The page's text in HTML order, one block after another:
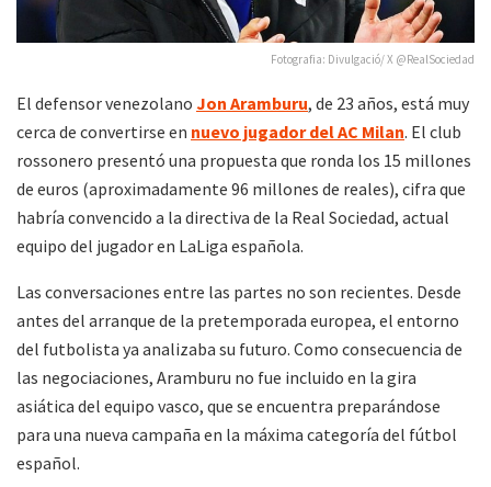
Fotografia: Divulgació/ X @RealSociedad
El defensor venezolano Jon Aramburu, de 23 años, está muy
cerca de convertirse en nuevo jugador del AC Milan. El club
rossonero presentó una propuesta que ronda los 15 millones
de euros (aproximadamente 96 millones de reales), cifra que
habría convencido a la directiva de la Real Sociedad, actual
equipo del jugador en LaLiga española.
Las conversaciones entre las partes no son recientes. Desde
antes del arranque de la pretemporada europea, el entorno
del futbolista ya analizaba su futuro. Como consecuencia de
las negociaciones, Aramburu no fue incluido en la gira
asiática del equipo vasco, que se encuentra preparándose
para una nueva campaña en la máxima categoría del fútbol
español.